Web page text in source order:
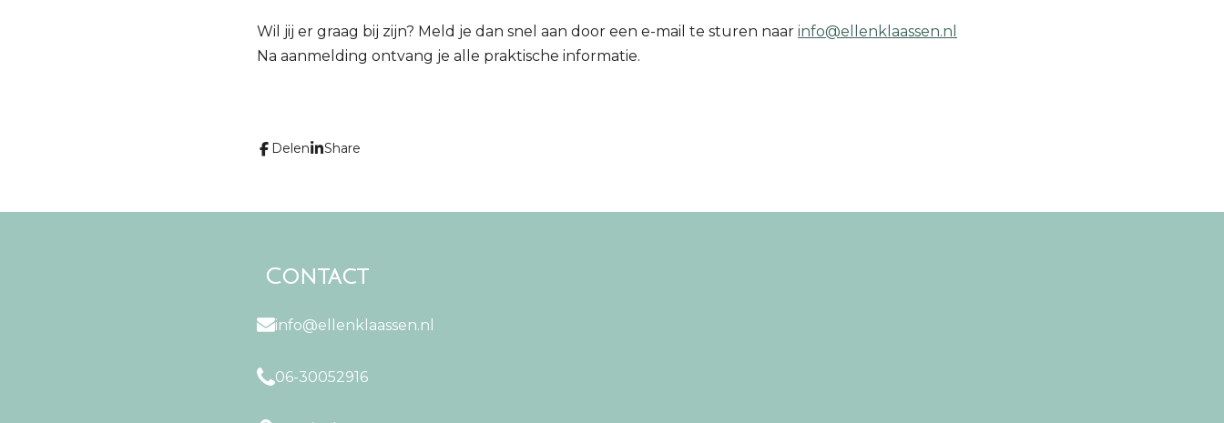
Wil jij er graag bij zijn? Meld je dan snel aan door een e-mail te sturen naar info@ellenklaassen.nl
Na aanmelding ontvang je alle praktische informatie.
Delen Share
Contact
info@ellenklaassen.nl
06-30052916